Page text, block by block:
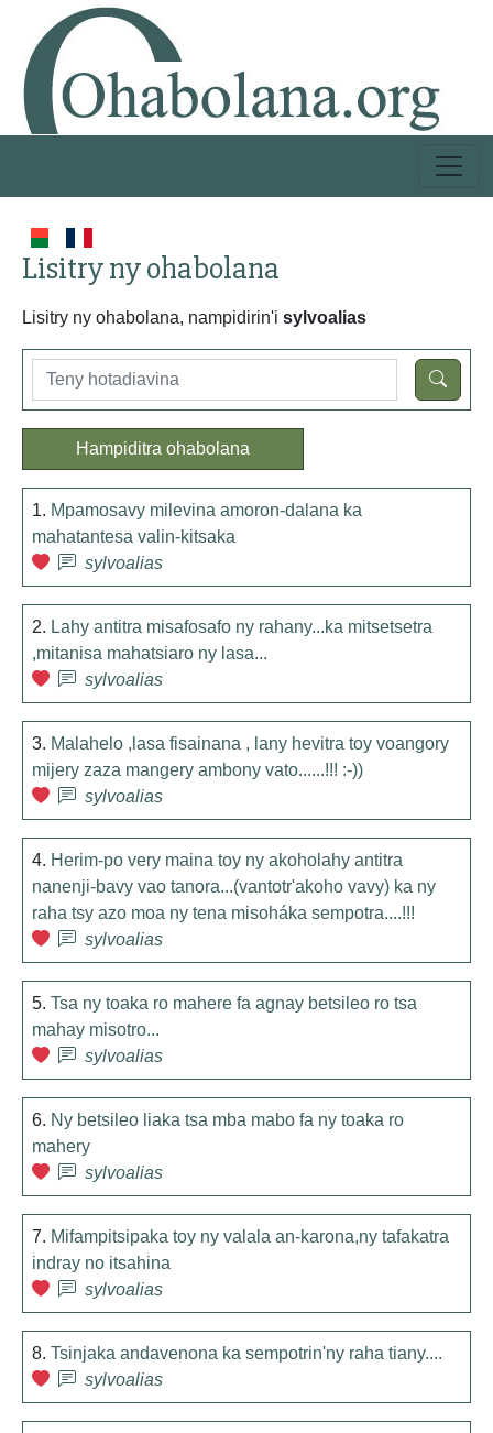
Lisitry ny ohabolana
Lisitry ny ohabolana, nampidirin'i sylvoalias
Hampiditra ohabolana
1. Mpamosavy milevina amoron-dalana ka
mahatantesa valin-kitsaka
sylvoalias
2. Lahy antitra misafosafo ny rahany...ka mitsetsetra
,mitanisa mahatsiaro ny lasa...
sylvoalias
3. Malahelo ,lasa fisainana , lany hevitra toy voangory
mijery zaza mangery ambony vato......!!! :-))
sylvoalias
4. Herim-po very maina toy ny akoholahy antitra
nanenji-bavy vao tanora...(vantotr'akoho vavy) ka ny
raha tsy azo moa ny tena misoháka sempotra....!!!
sylvoalias
5. Tsa ny toaka ro mahere fa agnay betsileo ro tsa
mahay misotro...
sylvoalias
6. Ny betsileo liaka tsa mba mabo fa ny toaka ro
mahery
sylvoalias
7. Mifampitsipaka toy ny valala an-karona,ny tafakatra
indray no itsahina
sylvoalias
8. Tsinjaka andavenona ka sempotrin'ny raha tiany....
sylvoalias